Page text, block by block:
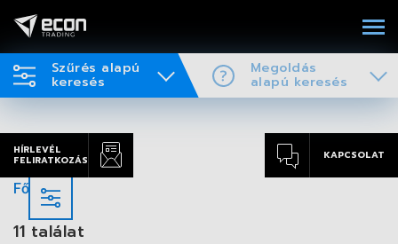
Szűrés alapú
keresés
Megoldás
alapú keresés
HÍRLEVÉL
FELIRATKOZÁS
KAPCSOLAT
Főoldal
11 találat